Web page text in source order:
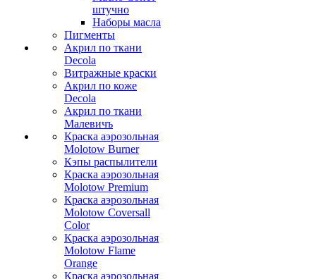
штучно
Наборы масла
Пигменты
Акрил по ткани
Decola
Витражные краски
Акрил по коже
Decola
Акрил по ткани
Малевичъ
Краска аэрозольная
Molotow Burner
Кэпы распылители
Краска аэрозольная
Molotow Premium
Краска аэрозольная
Molotow Coversall
Color
Краска аэрозольная
Molotow Flame
Orange
Краска аэрозольная